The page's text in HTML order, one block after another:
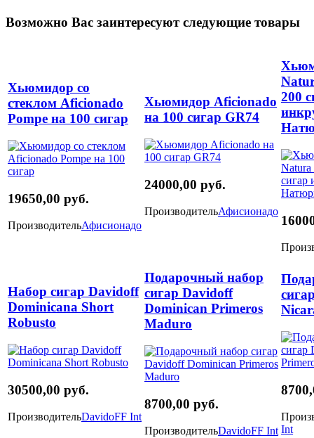
Возможно Вас заинтересуют следующие товары
Хьюмидор со
стеклом Aficionadо
Pompe на 100 сигар
19650,00 руб.
ПроизводительАфисионадо
Хьюмидор Aficionadо
на 100 сигар GR74
24000,00 руб.
ПроизводительАфисионадо
200
Набор сигар Davidoff
Dominicana Short
Robusto
30500,00 руб.
ПроизводительDavidoFF Int
Подарочный набор
сигар Davidoff
Dominican Primeros
Maduro
8700,00 руб.
ПроизводительDavidoFF Int Int